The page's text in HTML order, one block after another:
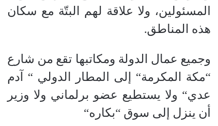
المسئولين، ولا علاقة لهم البتّة مع سكان
هذه المناطق.
وجميع عمال الدولة ومكاتبها تقع من شارع
“مكة المكرمة“ إلى المطار الدولي “ آدم
عدي“ ولا يستطيع عضو برلماني ولا وزير
أن ينزل إلى سوق “بكاره“